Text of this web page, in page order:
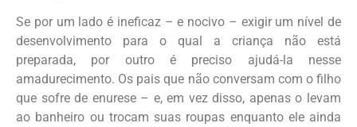
Se por um lado é ineficaz – e nocivo – exigir um nível de
desenvolvimento para o qual a criança não está
preparada, por outro é preciso ajudá-la nesse
amadurecimento. Os pais que não conversam com o filho
que sofre de enurese – e, em vez disso, apenas o levam
ao banheiro ou trocam suas roupas enquanto ele ainda